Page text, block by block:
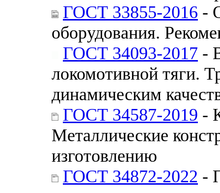
ГОСТ 33855-2016 -
оборудования.
ГОСТ 34093-2017 -
локомотивной тяги.
динамическим
ГОСТ 34587-2019 -
Металлические
изготовлению
ГОСТ 34872-2022 -